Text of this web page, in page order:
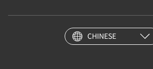
CHINESE